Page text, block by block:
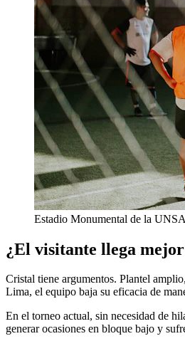
Estadio Monumental de la
¿El visitante llega
Cristal tiene argumentos. Plantel
Lima, el equipo baja su eficacia de
En el torneo actual, sin necesidad de
generar ocasiones en bloque bajo y